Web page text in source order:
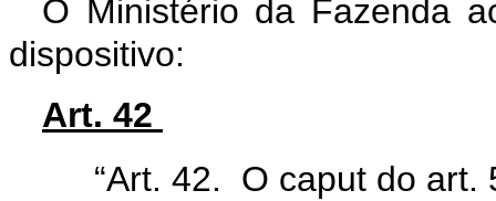
O Ministério da Fazenda
dispositivo:
Art. 42
“Art. 42. O caput do art.